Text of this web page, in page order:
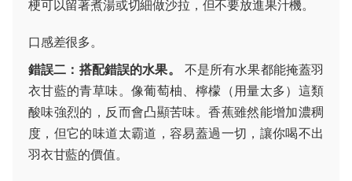
梗可以留著煮湯或切細做沙拉，但不要放進果汁機。
口感差很多。
錯誤二：搭配錯誤的水果。
不是所有水果都能掩蓋羽
衣甘藍的青草味。像葡萄柚、檸檬（用量太多）這類
酸味強烈的，反而會凸顯苦味。香蕉雖然能增加濃稠
度，但它的味道太霸道，容易蓋過一切，讓你喝不出
羽衣甘藍的價值。